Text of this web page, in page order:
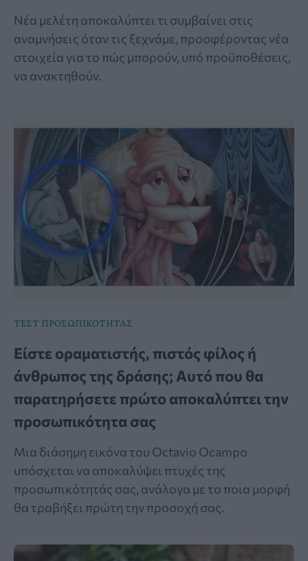
Νέα μελέτη αποκαλύπτει τι συμβαίνει στις
αναμνήσεις όταν τις ξεχνάμε, προσφέροντας νέα
στοιχεία για το πώς μπορούν, υπό προϋποθέσεις,
να ανακτηθούν.
ΤΕΣΤ ΠΡΟΣΩΠΙΚΟΤΗΤΑΣ
Είστε οραματιστής, πιστός φίλος ή
άνθρωπος της δράσης; Αυτό που θα
παρατηρήσετε πρώτο αποκαλύπτει την
προσωπικότητα σας
Μια διάσημη εικόνα του Octavio Ocampo
υπόσχεται να αποκαλύψει πτυχές της
προσωπικότητάς σας, ανάλογα με το ποια μορφή
θα τραβήξει πρώτη την προσοχή σας.